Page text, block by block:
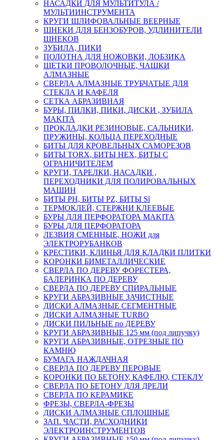
НАСАДКИ ДЛЯ МУЛЬТИТУЛА /
МУЛЬТИИНСТРУМЕНТА
КРУГИ ШЛИФОВАЛЬНЫЕ ВЕЕРНЫЕ
ШНЕКИ ДЛЯ БЕНЗОБУРОВ, УДЛИНИТЕЛИ
ШНЕКОВ
ЗУБИЛА, ПИКИ
ПОЛОТНА ДЛЯ НОЖОВКИ, ЛОБЗИКА
ЩЕТКИ ПРОВОЛОЧНЫЕ, ЧАШКИ
АЛМАЗНЫЕ
СВЕРЛА АЛМАЗНЫЕ ТРУБЧАТЫЕ ДЛЯ
СТЕКЛА И КАФЕЛЯ
СЕТКА АБРАЗИВНАЯ
БУРЫ, ПИЛКИ, ПИКИ, ДИСКИ , ЗУБИЛА
MAKITA
ПРОКЛАДКИ РЕЗИНОВЫЕ, САЛЬНИКИ,
ПРУЖИНЫ, КОЛЬЦА ПЕРЕХОДНЫЕ
БИТЫ ДЛЯ КРОВЕЛЬНЫХ САМОРЕЗОВ
БИТЫ TORX, БИТЫ НЕХ, БИТЫ С
ОГРАНИЧИТЕЛЕМ
КРУГИ, ТАРЕЛКИ, НАСАДКИ ,
ПЕРЕХОДНИКИ ДЛЯ ПОЛИРОВАЛЬНЫХ
МАШИН
БИТЫ PH, БИТЫ PZ, БИТЫ Sl
ТЕРМОКЛЕЙ, СТЕРЖНИ КЛЕЕВЫЕ
БУРЫ ДЛЯ ПЕРФОРАТОРА MAKITA
БУРЫ ДЛЯ ПЕРФОРАТОРА
ЛЕЗВИЯ СМЕННЫЕ, НОЖИ для
ЭЛЕКТРОРУБАНКОВ
КРЕСТИКИ, КЛИНЬЯ ДЛЯ КЛАДКИ ПЛИТКИ
КОРОНКИ БИМЕТАЛЛИЧЕСКИЕ
СВЕРЛА ПО ДЕРЕВУ ФОРЕСТЕРА,
БАЛЕРИНКА ПО ДЕРЕВУ
СВЕРЛА ПО ДЕРЕВУ СПИРАЛЬНЫЕ
КРУГИ АБРАЗИВНЫЕ ЗАЧИСТНЫЕ
ДИСКИ АЛМАЗНЫЕ СЕГМЕНТНЫЕ
ДИСКИ АЛМАЗНЫЕ TURBO
ДИСКИ ПИЛЬНЫЕ по ДЕРЕВУ
КРУГИ АБРАЗИВНЫЕ 125 мм (под липучку)
КРУГИ АБРАЗИВНЫЕ, ОТРЕЗНЫЕ ПО
КАМНЮ
БУМАГА НАЖДАЧНАЯ
СВЕРЛА ПО ДЕРЕВУ ПЕРОВЫЕ
КОРОНКИ ПО БЕТОНУ, КАФЕЛЮ, СТЕКЛУ
СВЕРЛА ПО БЕТОНУ ДЛЯ ДРЕЛИ
СВЕРЛА ПО КЕРАМИКЕ
ФРЕЗЫ, СВЕРЛА-ФРЕЗЫ
ДИСКИ АЛМАЗНЫЕ СПЛОШНЫЕ
ЗАП. ЧАСТИ, РАСХОДНИКИ
ЭЛЕКТРОИНСТРУМЕНТОВ